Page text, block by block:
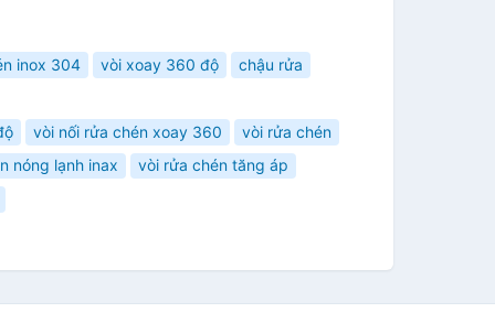
inox 304 vòi xoay 360 độ chậu rửa
vòi nối rửa chén xoay 360
vòi rửa chén
nóng lạnh inax
vòi rửa chén tăng áp